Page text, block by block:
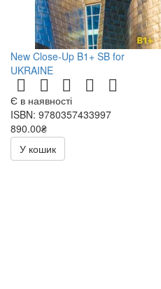
New Close-Up B1+ SB for
UKRAINE
Є в наявності
ISBN: 9780357433997
890.00₴
У кошик